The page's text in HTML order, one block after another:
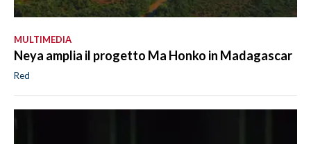
MULTIMEDIA
Neya amplia il progetto Ma Honko in Madagascar
Red